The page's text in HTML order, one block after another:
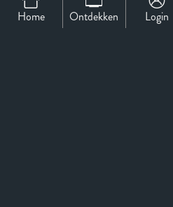
Home Ontdekken Login